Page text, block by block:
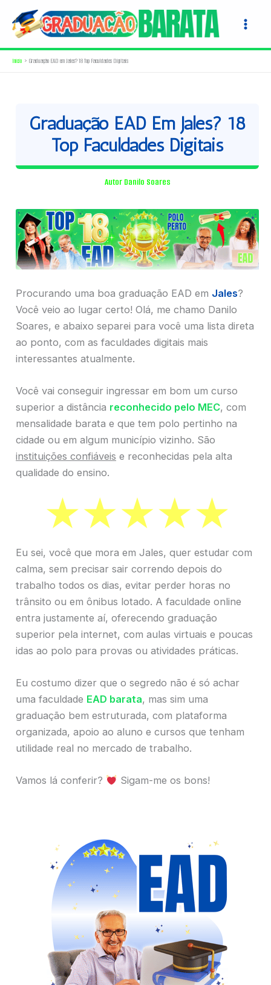
para
conteúdo
Início Graduação EAD em Jales? 18 Top Faculdades Digitais
Graduação EAD Em Jales? 18
Top Faculdades Digitais
Autor Danilo Soares
Procurando uma boa graduação EAD em Jales?
Você veio ao lugar certo! Olá, me chamo Danilo
Soares, e abaixo separei para você uma lista direta
ao ponto, com as faculdades digitais mais
interessantes atualmente.
Você vai conseguir ingressar em bom um curso
superior a distância reconhecido pelo MEC, com
mensalidade barata e que tem polo pertinho na
cidade ou em algum município vizinho. São
instituições confiáveis e reconhecidas pela alta
qualidade do ensino.
Eu sei, você que mora em Jales, quer estudar com
calma, sem precisar sair correndo depois do
trabalho todos os dias, evitar perder horas no
trânsito ou em ônibus lotado. A faculdade online
entra justamente aí, oferecendo graduação
superior pela internet, com aulas virtuais e poucas
idas ao polo para provas ou atividades práticas.
Eu costumo dizer que o segredo não é só achar
uma faculdade EAD barata, mas sim uma
graduação bem estruturada, com plataforma
organizada, apoio ao aluno e cursos que tenham
utilidade real no mercado de trabalho.
Vamos lá conferir? Sigam-me os bons!